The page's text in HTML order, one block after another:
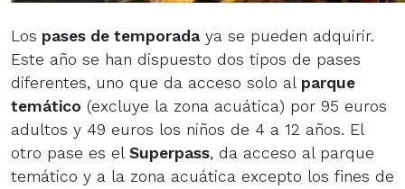
Los pases de temporadaya se pueden adquirir.
Este año se han dispuesto dos tipos de pases
diferentes, uno que da acceso solo al parque
temático (excluye la zona acuática) por 95 euros
adultos y 49 euros los niños de 4 a 12 años. El
otro pase es el Superpass, da acceso al parque
temático y a la zona acuática excepto los fines de